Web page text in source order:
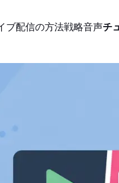
ブ配信の方法戦略音声チ